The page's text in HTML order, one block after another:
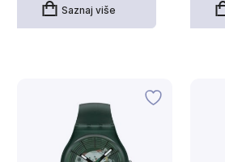
Saznaj više